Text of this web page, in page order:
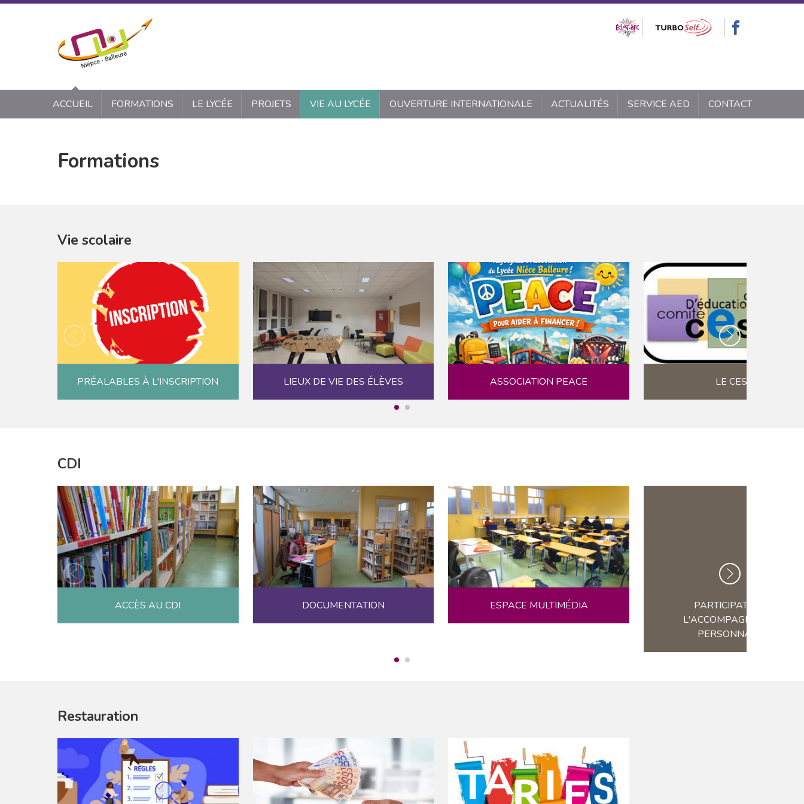
ACCUEIL FORMATIONS LE LYCÉE PROJETS VIE AU LYCÉE OUVERTURE INTERNATIONALE ACTUALITÉS SERVICE AED CONTACT
Formations
Vie scolaire
PRÉALABLES À L'INSCRIPTION LIEUX DE VIE DES ÉLÈVES ASSOCIATION PEACE LE CESC
CDI
ACCÈS AU CDI DOCUMENTATION ESPACE MULTIMÉDIA
PARTICIPATION À
L'ACCOMPAGNEMENT
PERSONNALISÉ
Restauration
Panneau de gestion des cookies